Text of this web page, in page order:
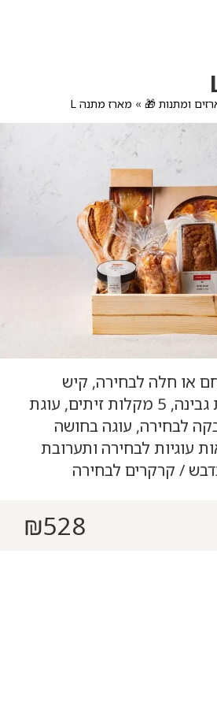
ומתנות 🎁 » מארז מתנה L
או חלה לבחירה, קיש
לבחירה, 5 מקלות גבינה, 5 מקלות זיתים, עוגת
לבחירה, עוגה בחושה
קופסאות עוגיות לבחירה ותערובת
/ קרקרים לבחירה
528
₪